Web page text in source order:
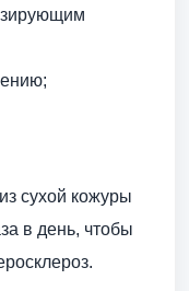
сухой кожуры
в день, чтобы